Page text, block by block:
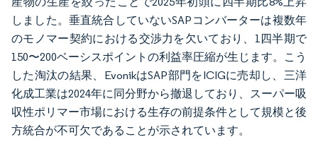
しました。垂直統合していないSAPコンバーターは複数年
のモノマー契約における交渉力を欠いており、1四半期で
150〜200ベーシスポイントの利益率圧縮が生じます。こう
した淘汰の結果、EvonikはSAP部門をICIGに売却し、三洋
化成工業は2024年に同分野から撤退しており、スーパー吸
収性ポリマー市場における生存の前提条件として規模と後
方統合が不可欠であることが示されています。